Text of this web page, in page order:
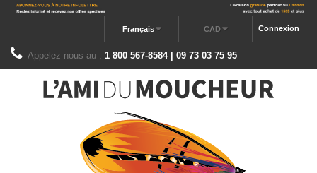
Connexion
CAD
Français
Appelez-nous au : 1 800 567-8584 | 09 73 03 75 95